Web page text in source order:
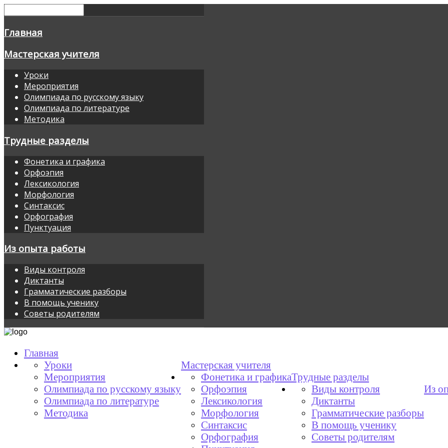
Главная
Мастерская учителя
Уроки
Мероприятия
Олимпиада по русскому языку
Олимпиада по литературе
Методика
Трудные разделы
Фонетика и графика
Орфоэпия
Лексикология
Морфология
Синтаксис
Орфография
Пунктуация
Из опыта работы
Виды контроля
Диктанты
Грамматические разборы
В помощь ученику
Советы родителям
Главная
Мастерская учителя
Уроки
Мероприятия
Олимпиада по русскому языку
Олимпиада по литературе
Методика
Трудные разделы
Фонетика и графика
Орфоэпия
Лексикология
Морфология
Синтаксис
Орфография
Из
Виды контроля
Диктанты
Грамматические разборы
В помощь ученику
Советы родителям